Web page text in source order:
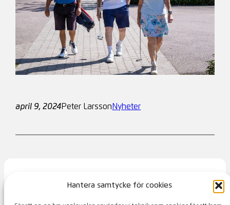
Hantera samtycke för cookies
april 9, 2024Peter Larsson Nyheter
S:t Arild Golfklubb